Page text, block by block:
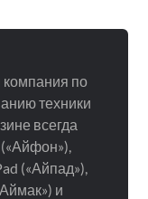
по
техники
всегда
(«Айпад»),
и